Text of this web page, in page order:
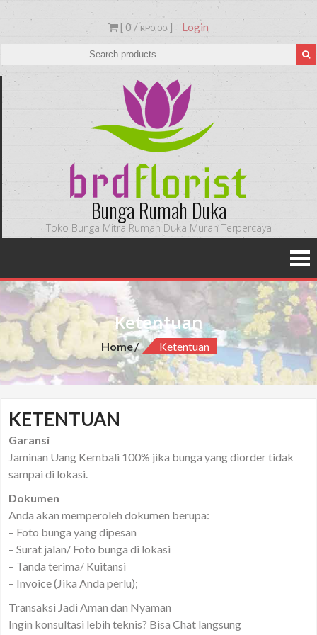
[ 0 /RP0,00] Login
Bunga Rumah Duka
Toko Bunga Mitra Rumah Duka Murah Terpercaya
Ketentuan
Home Ketentuan
KETENTUAN
Garansi
Jaminan Uang Kembali 100% jika bunga yang diorder tidak
sampai di lokasi.
Dokumen
Anda akan memperoleh dokumen berupa:
– Foto bunga yang dipesan
– Surat jalan/ Foto bunga di lokasi
– Tanda terima/ Kuitansi
– Invoice (Jika Anda perlu);
Transaksi Jadi Aman dan Nyaman
Ingin konsultasi lebih teknis? Bisa Chat langsung